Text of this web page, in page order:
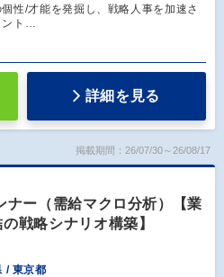
個性/才能を発掘し、戦略人事を加速さ
ト…
詳細を見る
掲載期間：26/07/30～26/08/17
ナー（需給マクロ分析）【業
戦略シナリオ構築】
/ 東京都